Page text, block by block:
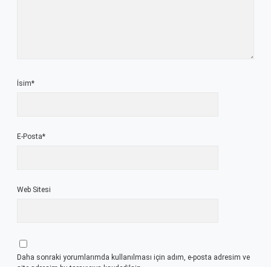
İsim*
E-Posta*
Web Sitesi
Daha sonraki yorumlarımda kullanılması için adım, e-posta adresim ve